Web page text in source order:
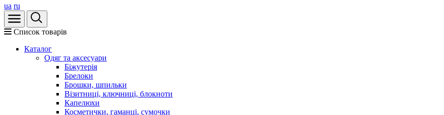
ua ru
Список товарів
Каталог
Oдяг та аксесуари
Біжутерія
Брелоки
Брошки, шпильки
Візитниці, ключниці, блокноти
Капелюхи
Косметички, гаманці, сумочки